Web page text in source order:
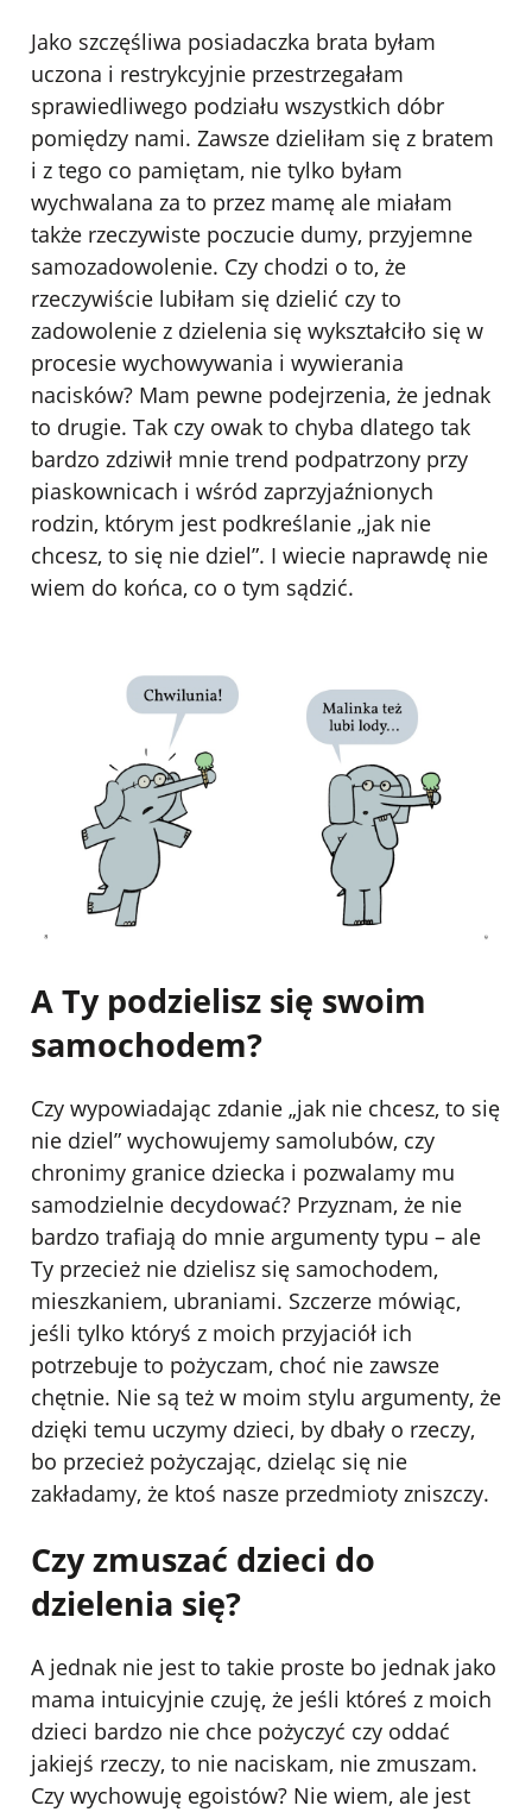
Jako szczęśliwa posiadaczka brata byłam
uczona i restrykcyjnie przestrzegałam
sprawiedliwego podziału wszystkich dóbr
pomiędzy nami. Zawsze dzieliłam się z bratem
i z tego co pamiętam, nie tylko byłam
wychwalana za to przez mamę ale miałam
także rzeczywiste poczucie dumy, przyjemne
samozadowolenie. Czy chodzi o to, że
rzeczywiście lubiłam się dzielić czy to
zadowolenie z dzielenia się wykształciło się w
procesie wychowywania i wywierania
nacisków? Mam pewne podejrzenia, że jednak
to drugie. Tak czy owak to chyba dlatego tak
bardzo zdziwił mnie trend podpatrzony przy
piaskownicach i wśród zaprzyjaźnionych
rodzin, którym jest podkreślanie „jak nie
chcesz, to się nie dziel”. I wiecie naprawdę nie
wiem do końca, co o tym sądzić.
A Ty podzielisz się swoim
samochodem?
Czy wypowiadając zdanie „jak nie chcesz, to się
nie dziel” wychowujemy samolubów, czy
chronimy granice dziecka i pozwalamy mu
samodzielnie decydować? Przyznam, że nie
bardzo trafiają do mnie argumenty typu – ale
Ty przecież nie dzielisz się samochodem,
mieszkaniem, ubraniami. Szczerze mówiąc,
jeśli tylko któryś z moich przyjaciół ich
potrzebuje to pożyczam, choć nie zawsze
chętnie. Nie są też w moim stylu argumenty, że
dzięki temu uczymy dzieci, by dbały o rzeczy,
bo przecież pożyczając, dzieląc się nie
zakładamy, że ktoś nasze przedmioty zniszczy.
Czy zmuszać dzieci do
dzielenia się?
A jednak nie jest to takie proste bo jednak jako
mama intuicyjnie czuję, że jeśli któreś z moich
dzieci bardzo nie chce pożyczyć czy oddać
jakiejś rzeczy, to nie naciskam, nie zmuszam.
Czy wychowuję egoistów? Nie wiem, ale jest